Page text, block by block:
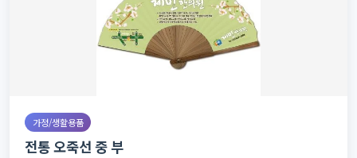
가정/생활용품
전통 오죽선 중 부